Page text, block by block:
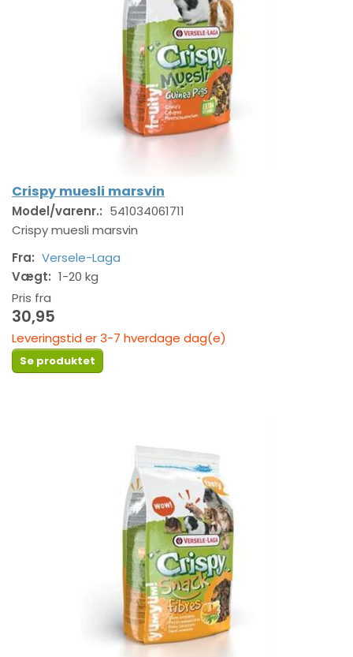
Crispy muesli marsvin
Model/varenr.: 541034061711
Crispy muesli marsvin
Fra: Versele-Laga
Vægt: 1-20 kg
Pris fra
30,95
Leveringstid er 3-7 hverdage dag(e)
Se produktet